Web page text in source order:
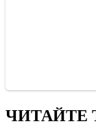
ЧИТАЙТЕ